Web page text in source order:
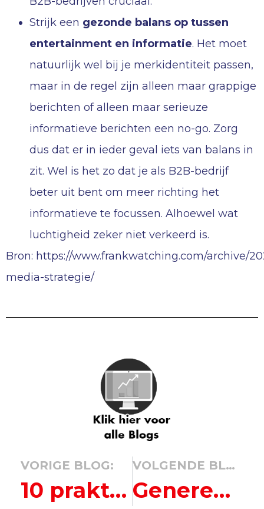
Strijk een gezonde balans op tussen
entertainment en informatie. Het moet
natuurlijk wel bij je merkidentiteit passen,
maar in de regel zijn alleen maar grappige
berichten of alleen maar serieuze
informatieve berichten een no-go. Zorg
dus dat er in ieder geval iets van balans in
zit. Wel is het zo dat je als B2B-bedrijf
beter uit bent om meer richting het
informatieve te focussen. Alhoewel wat
luchtigheid zeker niet verkeerd is.
Bron: https://www.frankwatching.com/archive/
media-strategie/
VORIGE BLOG:
10 praktische tips voor een betere (online) vindbaarheid in de huidige tijd
VOLGENDE BLOG:
Genereer betrokkenheid op je social media kanalen